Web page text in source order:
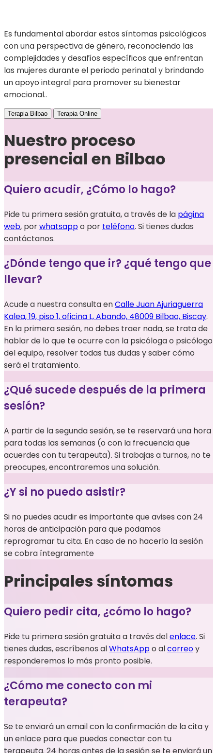
Es fundamental abordar estos síntomas psicológicos
con una perspectiva de género, reconociendo las
complejidades y desafíos específicos que enfrentan
las mujeres durante el periodo perinatal y brindando
un apoyo integral para promover su bienestar
emocional..
Terapia Bilbao Terapia Online
Nuestro proceso
presencial en Bilbao
Quiero acudir, ¿Cómo lo hago?
Pide tu primera sesión gratuita, a través de la página
web, porwhatsappo por teléfono. Si tienes dudas
contáctanos.
¿Dónde tengo que ir? ¿qué tengo que
llevar?
Acude a nuestra consulta enCalle Juan Ajuriaguerra
Kalea, 19, piso 1, oficina L, Abando, 48009 Bilbao, Biscay.
En la primera sesión, no debes traer nada, se trata de
hablar de lo que te ocurre con la psicóloga o psicólogo
del equipo, resolver todas tus dudas y saber cómo
será el tratamiento.
¿Qué sucede después de la primera
sesión?
A partir de la segunda sesión, se te reservará una hora
para todas las semanas (o con la frecuencia que
acuerdes con tu terapeuta). Si trabajas a turnos, no te
preocupes, encontraremos una solución.
¿Y si no puedo asistir?
Si no puedes acudir es importante que avises con 24
horas de anticipación para que podamos
reprogramar tu cita. En caso de no hacerlo la sesión
se cobra íntegramente
Principales síntomas
Quiero pedir cita, ¿cómo lo hago?
Pide tu primera sesión gratuita a través delenlace. Si
tienes dudas, escríbenos alWhatsAppo alcorreoy
responderemos lo más pronto posible.
¿Cómo me conecto con mi
terapeuta?
Se te enviará un email con la confirmación de la cita y
un enlace para que puedas conectar con tu